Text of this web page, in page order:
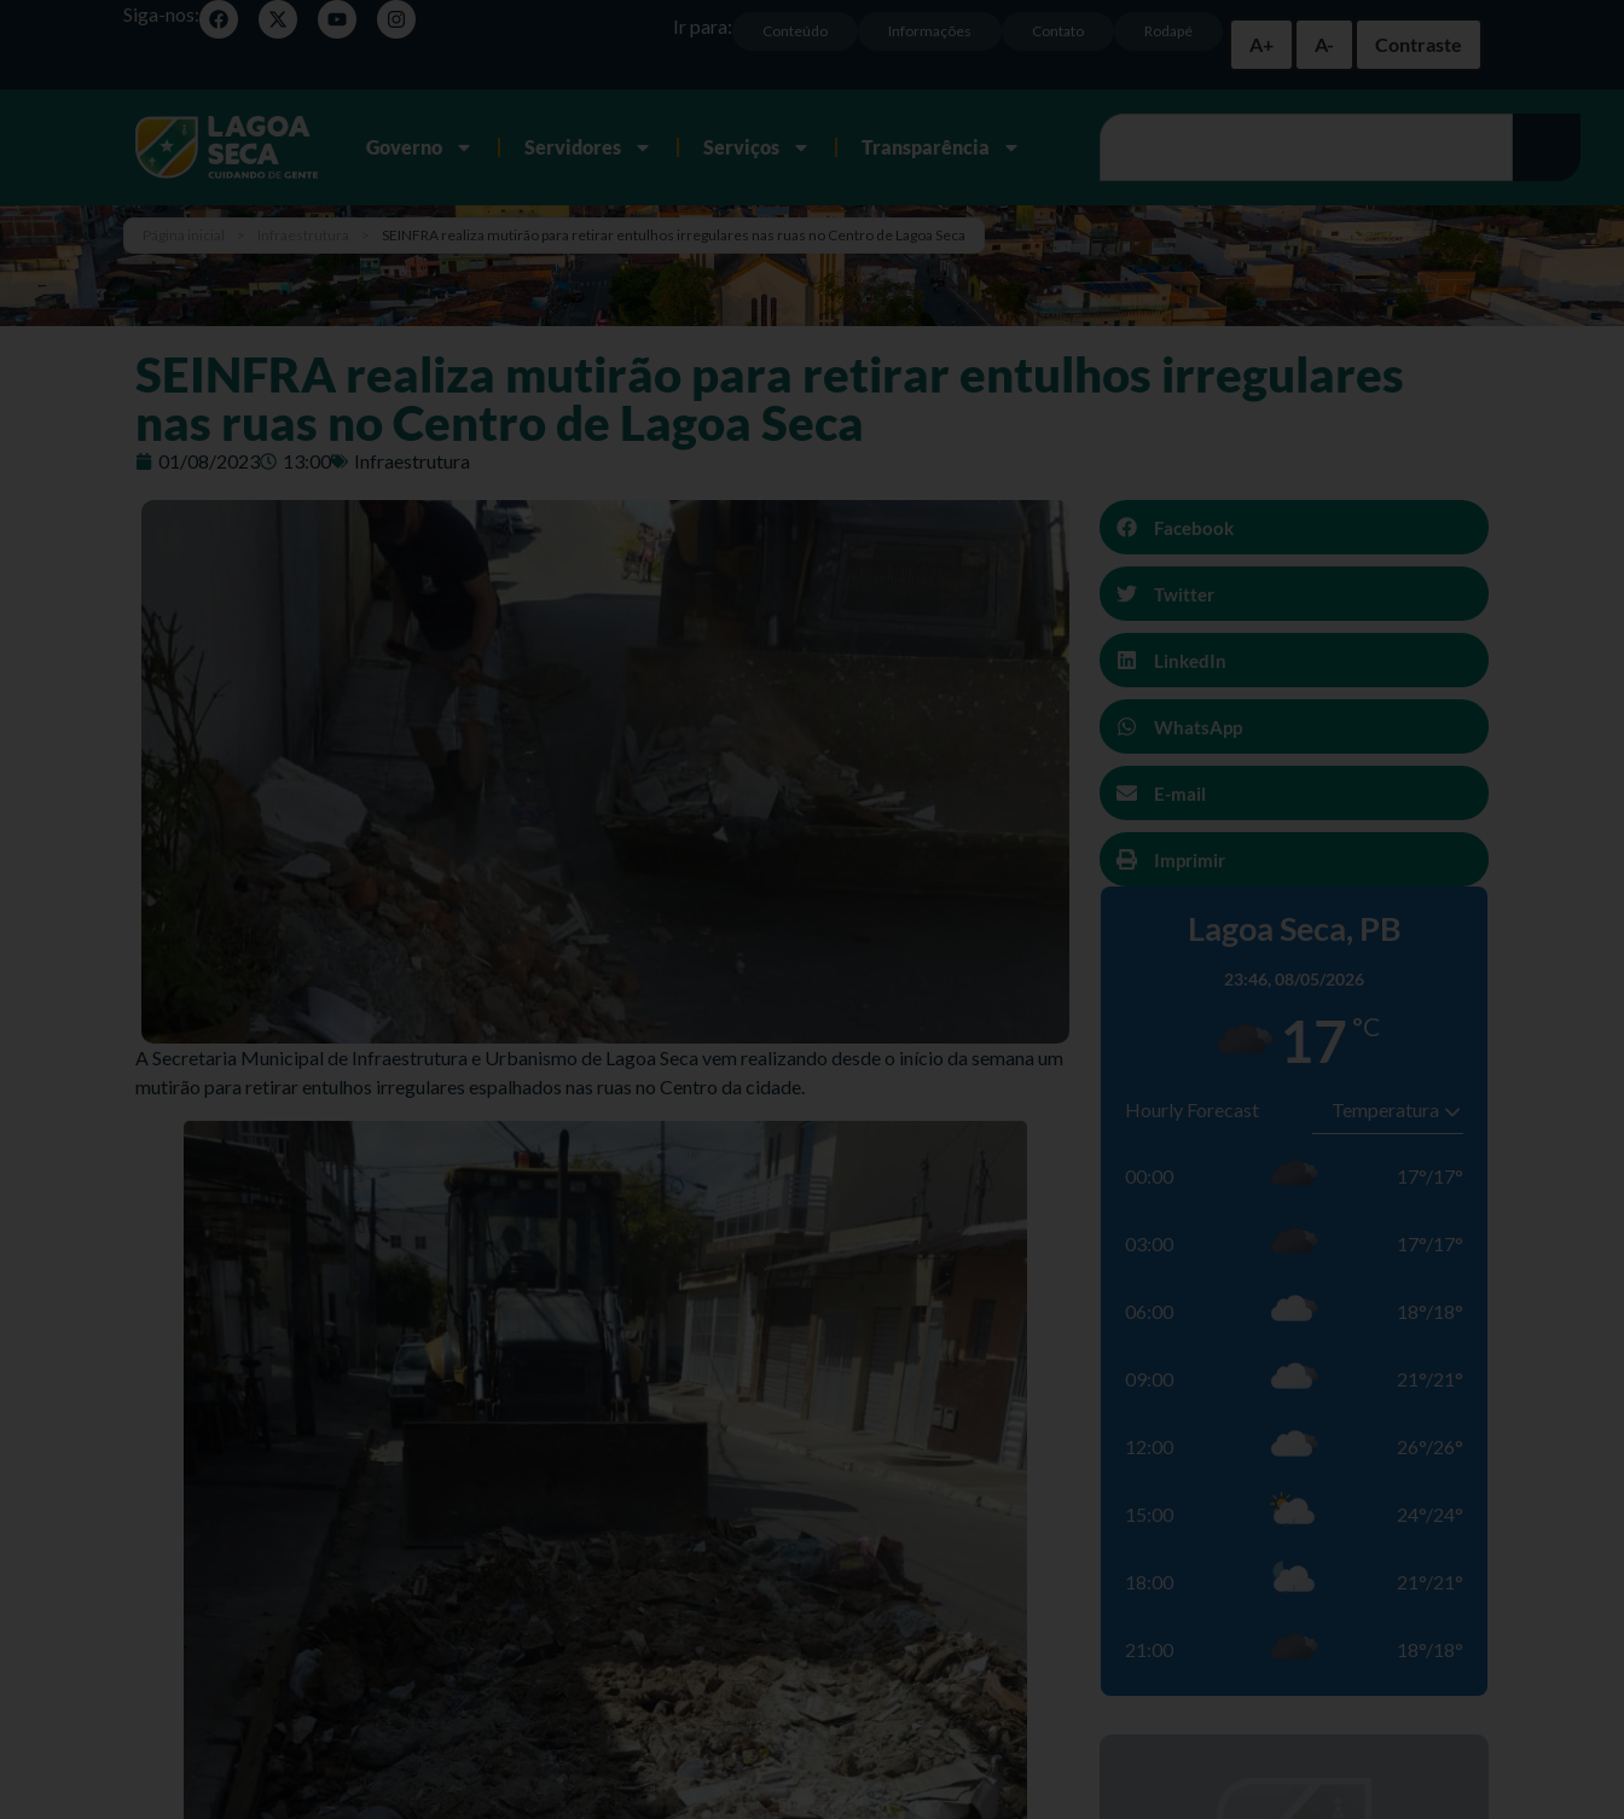
Siga-nos:
A+
A- Contraste
Rodapé
Contato
Informações
Conteúdo
Ir para:
Governo Servidores Serviços Transparência
SEINFRA realiza mutirão para retirar entulhos irregulares nas ruas no Centro de Lagoa Seca
SEINFRA realiza mutirão para retirar entulhos irregulares
nas ruas no Centro de Lagoa Seca
01/08/2023 13:00 Infraestrutura
A Secretaria Municipal de Infraestrutura e Urbanismo de Lagoa Seca vem realizando desde o início da semana um
mutirão para retirar entulhos irregulares espalhados nas ruas no Centro da cidade.
Facebook
Twitter
LinkedIn
WhatsApp
E-mail
Imprimir
Lagoa Seca, PB
23:46, 08/05/2026
17 °C
Hourly Forecast
00:00 17°/17°
03:00 17°/17°
06:00 18°/18°
09:00 21 °/21 °
12:00 26°/26°
15:00 24°/24°
18:00 21 °/21 °
21:00 18°/18°